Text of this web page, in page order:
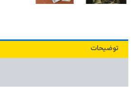
توضیحات